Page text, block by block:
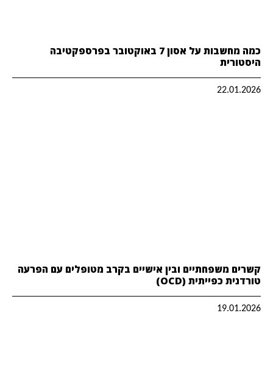
כמה מחשבות על אסון 7 באוקטובר בפרספקטיבה
היסטורית
22.01.2026
קשרים משפחתיים ובין אישיים בקרב מטופלים עם הפרעה
טורדנית כפייתית (OCD)
19.01.2026